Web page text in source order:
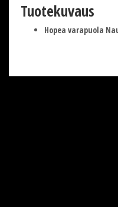
Tuotekuvaus
Hopea varapuola